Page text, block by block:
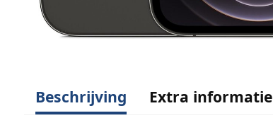
Beschrijving Extra informatie